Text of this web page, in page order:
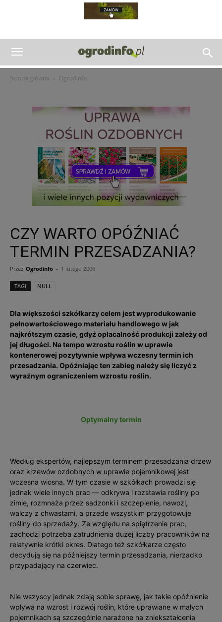
Strona główna Ogrodinfo
CZY WARTO OPÓŹNIAĆ
TERMIN PRZESADZANIA?
Przez Ogrodinfo - 1 lutego 2006
TAGI NULL
Dla większości szkółkarzy celem jest wyprodukowanie
pełnowartościowego materiału handlowego w jak
najkrótszym czasie, gdyż opłacalność produkcji zależy od
jej długości. Na tempo wzrostu roślin w uprawie
kontenerowej pozytywnie wpływa wczesny termin ich
przesadzania. Opóźniając ten zabieg należy się liczyć z
wyraźnym ograniczeniem wzrostu roślin.
Optymalny termin
Według ekspertów, najlepszym terminem przesadzania drzew
oraz krzewów ozdobnych w uprawie pojemnikowej jest
wczesna wiosna. W tym czasie w szkółkach prowadzi się
jednak wiele innych prac — odkrywa i rozstawia rośliny po
zimie, rozmnaża przez sadzonki i szczepienie, nawozi,
walczy z chwastami, a przede wszystkim przygotowuje
rośliny do sprzedaży. Ze względu na spiętrzenie prac,
zachodzi potrzeba zatrudnienia dużej liczby pracowników na
relatywnie krótki okres. Dlatego też szkółkarze często
decydują się na późniejszy termin przesadzania, nierzadko
przypadający na czerwiec.
Nie wszyscy jednak zdają sobie sprawę, jak takie opóźnienie
wpływa na wzrost i rozwój roślin, które uprawiane w małych
pojemnikach są szczególnie narażone na zniekształcenia